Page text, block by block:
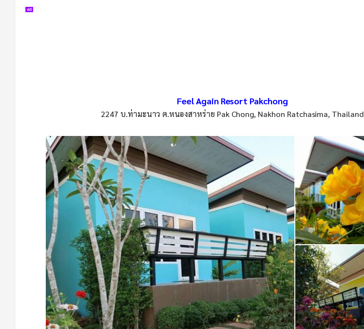
Feel Again Resort Pakchong
2247 บ.ท่ามะนาว ต.หนองสาหร่าย Pak Chong, Nakhon Ratchasima, Thailand